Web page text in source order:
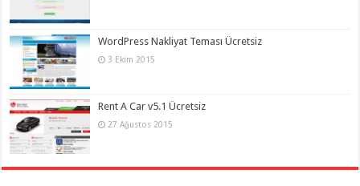
WordPress Nakliyat Teması Ücretsiz
3 Ekim 2015
Rent A Car v5.1 Ücretsiz
27 Ağustos 2015